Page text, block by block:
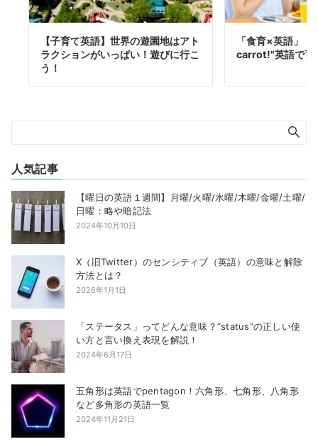
【子育て英語】世界の遊園地はアト
ラクションがいっぱい！遊びに行こ
う！
「食育×英語」
carrot!"英語で育
人気記事
【曜日の英語１週間】月曜/火曜/水曜/木曜/金曜/土曜/
日曜：略や暗記法
2024年10月10日
X（旧Twitter）のセンシティブ（英語）の意味と解除
方法とは？
2026年1月1日
「ステータス」ってどんな意味？”status”の正しい使
い方と言い換え表現を解説！
2024年6月17日
五角形は英語でpentagon！六角形、七角形、八角形
など多角形の英語一覧
2024年11月21日